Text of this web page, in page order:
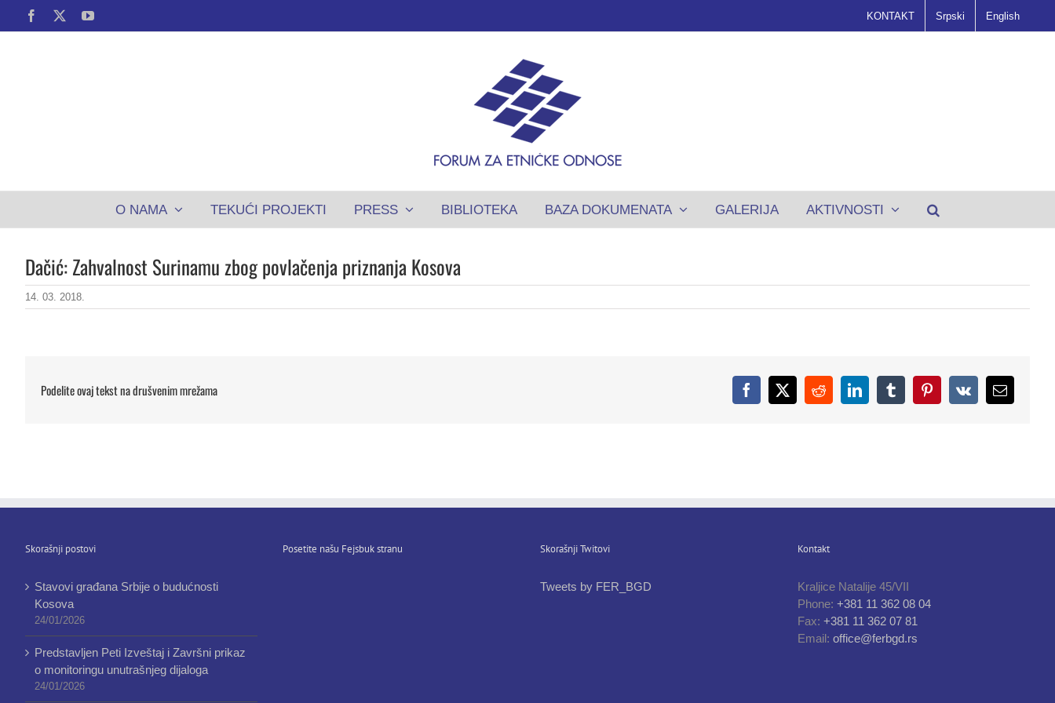
Facebook YouTube KONTAKT Srpski English
O NAMA TEKUĆI PROJEKTI PRESS BIBLIOTEKA BAZA DOKUMENATA GALERIJA AKTIVNOSTI
Dačić: Zahvalnost Surinamu zbog povlačenja priznanja Kosova
14. 03. 2018.
Podelite ovaj tekst na drušvenim mrežama Facebook
X RedditLinkedInTumblrPinterest
Vk Email
Skorašnji postovi
Stavovi građana Srbije o budućnosti
Kosova
24/01/2026
Predstavljen Peti Izveštaj i Završni prikaz
o monitoringu unutrašnjeg dijaloga
24/01/2026
Posetite našu Fejsbuk stranu Skorašnji Twitovi
Tweets by FER_BGD
Kontakt
Kraljice Natalije 45/VII
Phone: +381 11 362 08 04
Fax: +381 11 362 07 81
Email: office@ferbgd.rs